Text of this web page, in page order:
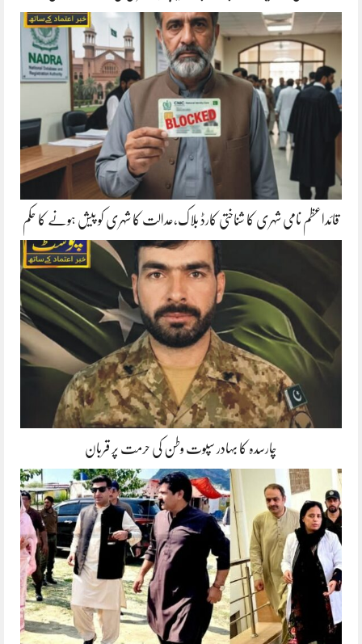
قائداعظم نامی شہری کا شناختی کارڈ بلاک،عدالت کا شہری کو پیش ہونے کا حکم
چارسدہ کا بہادر سپوت وطن کی حرمت پر قربان